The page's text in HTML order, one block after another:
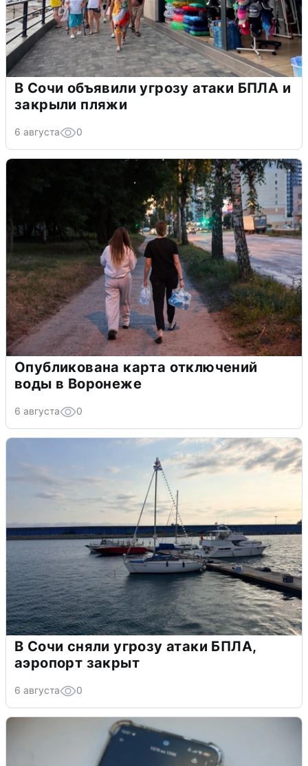
В Сочи объявили угрозу атаки БПЛА и
закрыли пляжи
6 августа 0
Опубликована карта отключений
воды в Воронеже
6 августа 0
В Сочи сняли угрозу атаки БПЛА,
аэропорт закрыт
6 августа 0